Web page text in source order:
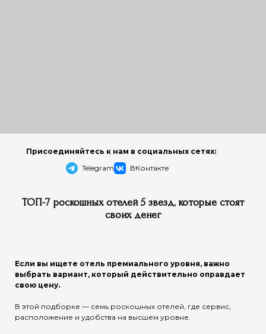
ТОП-7 роскошных отелей 5 звезд, которые стоят
своих денег
Если вы ищете отель премиального уровня, важно
выбрать вариант, который действительно оправдает
свою цену.
В этой подборке — семь роскошных отелей, где сервис,
расположение и удобства на высшем уровне.
Telegram ВКонтакте
Присоединяйтесь к нам в социальных сетях: